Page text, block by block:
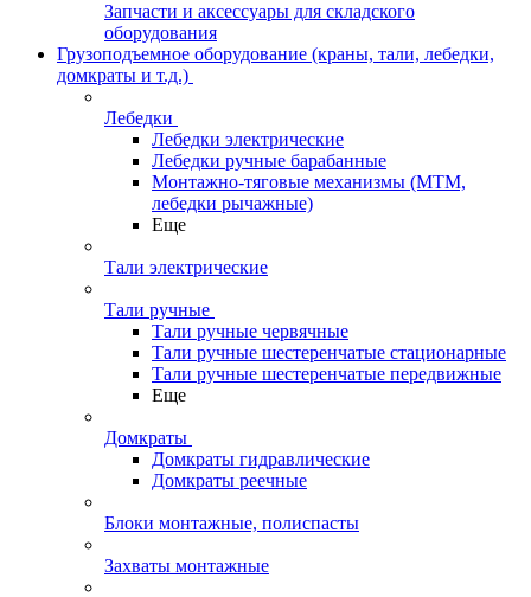
Запчасти и аксессуары для складского
оборудования
Грузоподъемное оборудование (краны, тали, лебедки,
домкраты и т.д.)
Лебедки
Лебедки электрические
Лебедки ручные барабанные
Монтажно-тяговые механизмы (МТМ,
лебедки рычажные)
Еще
Тали электрические
Тали ручные
Тали ручные червячные
Тали ручные шестеренчатые стационарные
Тали ручные шестеренчатые передвижные
Еще
Домкраты
Домкраты гидравлические
Домкраты реечные
Блоки монтажные, полиспасты
Захваты монтажные